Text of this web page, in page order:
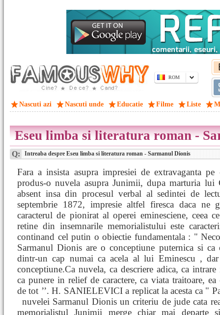
ROM
Nascuti azi Nascuti unde Educatie Filme Liste
Eseu limba si literatura roman -
Q: Intreaba despre Eseu limba si literatura roman - Sarmanul Dionis
Fara a insista asupra impresiei de extravaganta
produs-o nuvela asupra Junimii, dupa marturia lui
absent insa din procesul verbal al sedintei de
septembrie 1872, impresie altfel firesca daca ne
caracterul de pionirat al operei eminesciene, ceea
retine din insemnarile memorialistului este
continand cel putin o obiectie fundamentala : "
Sarmanul Dionis are o conceptiune puternica si ca
dintr-un cap numai ca acela al lui Eminescu ,
conceptiune.Ca nuvela, ca descriere adica, ca
ca punere in relief de caractere, ca viata traitoare, ea
de tot ’’. H. SANIELEVICI a replicat la acesta ca "
nuvelei Sarmanul Dionis un criteriu de judecata
memorialistul Junimii merge chiar mai departe